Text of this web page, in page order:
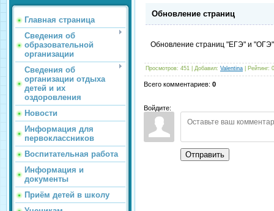
Главная страница
Сведения об
образовательной
организации
Сведения об
организации отдыха
детей и их
оздоровления
Новости
Информация для
первоклассников
Воспитательная работа
Информация и
документы
Приём детей в школу
Обновление страниц
Обновление страниц "ЕГЭ" и "ОГЭ"
Просмотров: 451 Добавил: Valentina Рейтинг:
Всего комментариев: 0
Войдите:
Отправить